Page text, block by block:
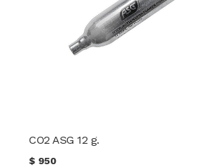
CO2 ASG 12 g.
$ 950